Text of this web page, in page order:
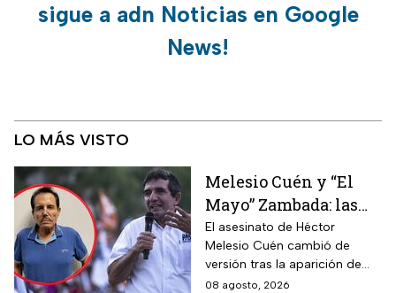
sigue a adn Noticias en Google
News!
LO MÁS VISTO
Melesio Cuén y “El
Mayo” Zambada: las
claves de un
asesinato rodeado de
contradicciones
El asesinato de Héctor
Melesio Cuén cambió de
versión tras la aparición de
nuevas pruebas. ¿Qué ocurrió
08 agosto, 2026